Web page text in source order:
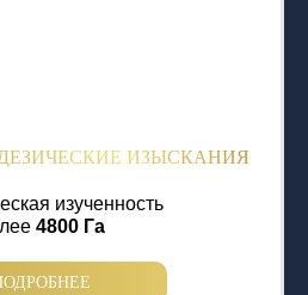
ИЗЫСКАНИЯ
изученность
4800 Га